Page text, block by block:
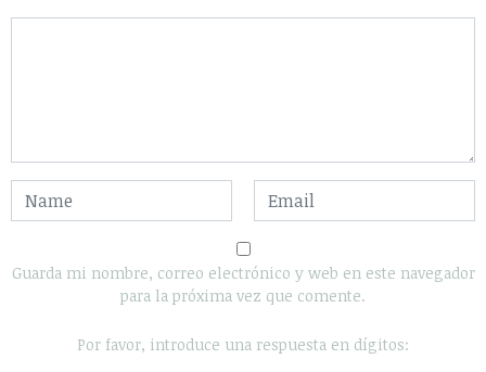
Guarda mi nombre, correo electrónico y web en este navegador
para la próxima vez que comente.
Por favor, introduce una respuesta en dígitos: